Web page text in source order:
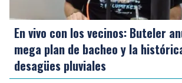
En vivo con los vecinos: Buteler
mega plan de bacheo y la
desagües pluviales